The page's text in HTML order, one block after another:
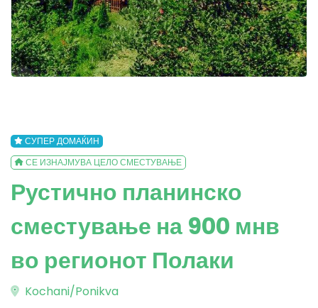
СУПЕР ДОМАЌИН
СЕ ИЗНАЈМУВА ЦЕЛО СМЕСТУВАЊЕ
Рустично планинско
сместување на 900 мнв
во регионот Полаки
Kochani/Ponikva